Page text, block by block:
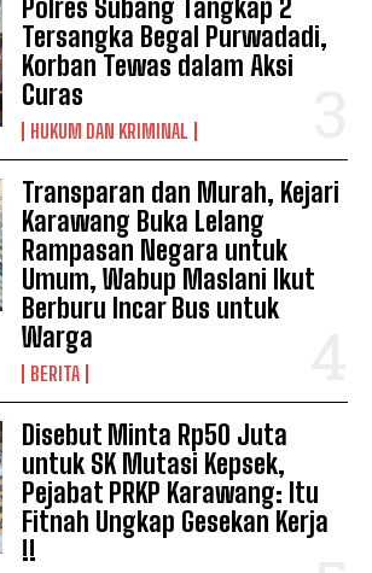
News Week
Magazine PRO
Polres Subang Tangkap 2
Tersangka Begal Purwadadi,
Korban Tewas dalam Aksi
Curas
HUKUM DAN KRIMINAL
Transparan dan Murah, Kejari
Karawang Buka Lelang
Rampasan Negara untuk
Umum, Wabup Maslani Ikut
Berburu Incar Bus untuk
Warga
BERITA
Disebut Minta Rp50 Juta
untuk SK Mutasi Kepsek,
Pejabat PRKP Karawang: Itu
Fitnah Ungkap Gesekan Kerja
!!